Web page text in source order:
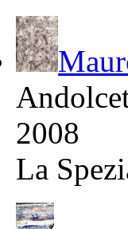
2008
La